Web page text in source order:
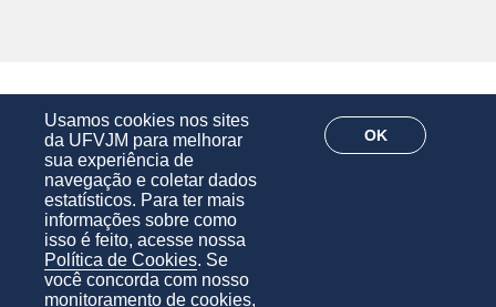
Usamos cookies nos sites
da UFVJM para melhorar
sua experiência de
navegação e coletar dados
estatísticos. Para ter mais
informações sobre como
isso é feito, acesse nossa
Política de Cookies. Se
você concorda com nosso
monitoramento de cookies,
OK